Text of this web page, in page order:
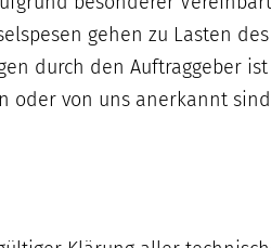
gehen zu Lasten
durch den Auftraggeber
oder von uns anerkannt